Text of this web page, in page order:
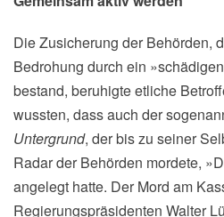
Die Zusicherung der Behörden,
Bedrohung durch ein
bestand, beruhigte etliche
wussten, dass auch der
Untergrund, der bis zu seiner
Radar der Behörden mordete,
angelegt hatte. Der Mord am
Regierungspräsidenten Walter